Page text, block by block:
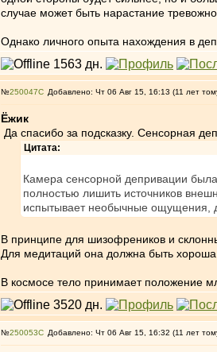
случае может быть нарастание
Однако личного опыта нахождения в
№250047 Добавлено: Чт 06 Авг 15, 16:13 (11 лет
Ёжик
Да спасибо за подсказку. Сенсорная
Цитата:
Камера сенсорной депривации
полностью лишить источников
испытывает необычные ощущения,
В принципе для шизофреников и
Для медитаций она должна быть
В космосе тело принимает положение
№250053 Добавлено: Чт 06 Авг 15, 16:32 (11 лет